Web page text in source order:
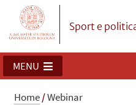
Sport e
MENU
Home/Webinar